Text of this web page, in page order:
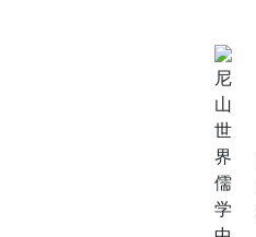
尼
山
世
界
儒
学